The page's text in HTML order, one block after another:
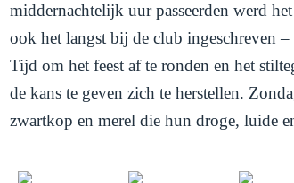
middernachtelijk uur passeerden werd
ook het langst bij de club ingeschreven
Tijd om het feest af te ronden en het
de kans te geven zich te herstellen.
zwartkop en merel die hun droge, luide